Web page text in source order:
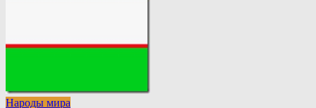
Народы мира